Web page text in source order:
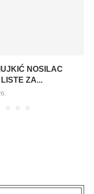
NOSILAC
ZA...